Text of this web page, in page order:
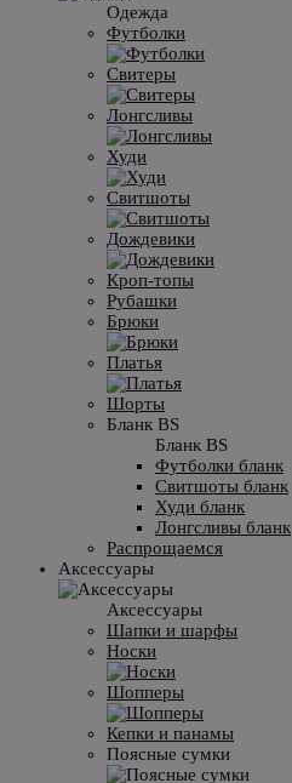
Одежда
Футболки
Свитеры
Лонгсливы
Худи
Свитшоты
Дождевики
Кроп-топы
Рубашки
Брюки
Платья
Шорты
Бланк BS
Бланк BS
Футболки бланк
Свитшоты бланк
Худи бланк
Лонгсливы бланк
Распрощаемся
Аксессуары
Аксессуары
Шапки и шарфы
Носки
Шопперы
Кепки и панамы
Поясные сумки